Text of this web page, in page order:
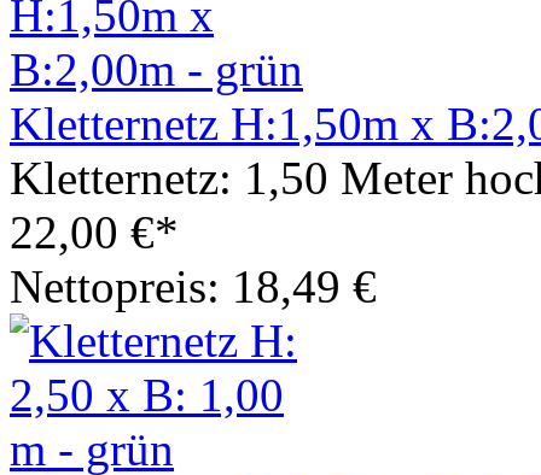
Kletternetz H:1,50m x
Kletternetz: 1,50 Meter
22,00 €*
Nettopreis: 18,49 €